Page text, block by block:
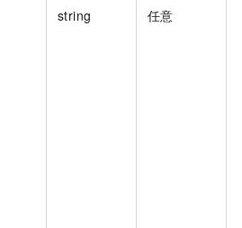
string 任意